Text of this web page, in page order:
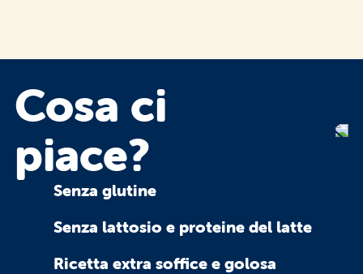
Cosa ci
piace?
Senza glutine
Senza lattosio e proteine del latte
Ricetta extra soffice e golosa